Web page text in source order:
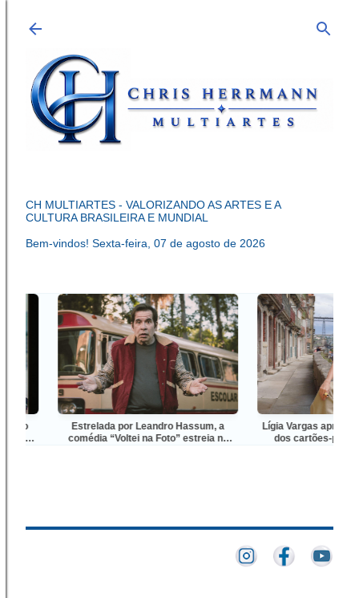
CH MULTIARTES - VALORIZANDO AS ARTES E A
CULTURA BRASILEIRA E MUNDIAL
Bem-vindos! Sexta-feira, 07 de agosto de 2026
Estrelada por Leandro Hassum, a
comédia “Voltei na Foto” estreia no
Lígia Vargas apresenta
dos cartões-postais em